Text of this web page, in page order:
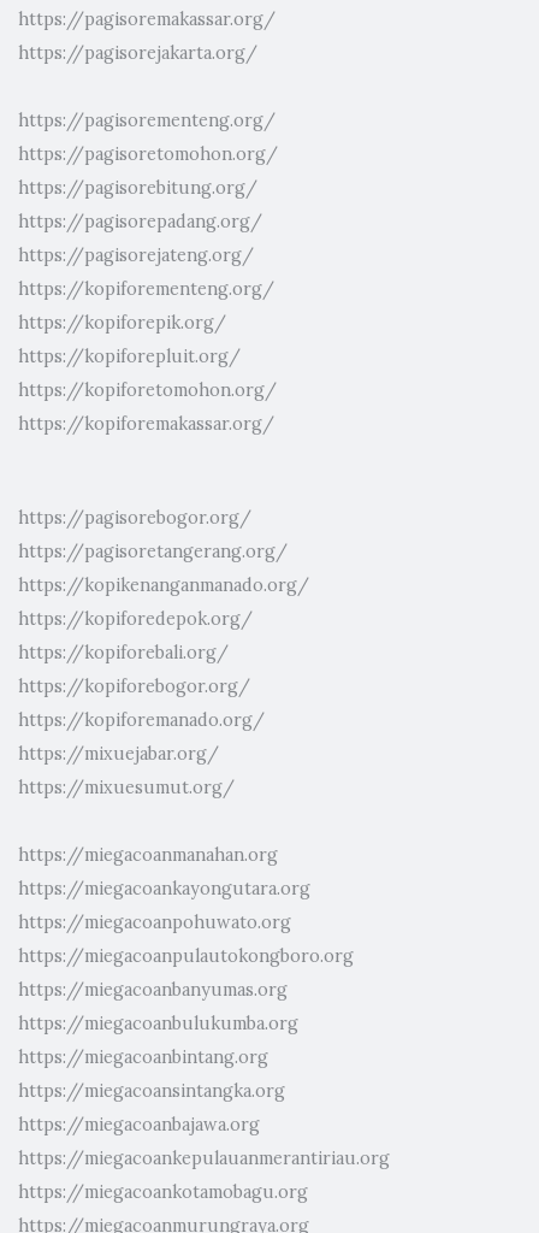
https://pagisoremakassar.org/
https://pagisorejakarta.org/
https://pagisorementeng.org/
https://pagisoretomohon.org/
https://pagisorebitung.org/
https://pagisorepadang.org/
https://pagisorejateng.org/
https://kopiforementeng.org/
https://kopiforepik.org/
https://kopiforepluit.org/
https://kopiforetomohon.org/
https://kopiforemakassar.org/
https://pagisorebogor.org/
https://pagisoretangerang.org/
https://kopikenanganmanado.org/
https://kopiforedepok.org/
https://kopiforebali.org/
https://kopiforebogor.org/
https://kopiforemanado.org/
https://mixuejabar.org/
https://mixuesumut.org/
https://miegacoanmanahan.org
https://miegacoankayongutara.org
https://miegacoanpohuwato.org
https://miegacoanpulautokongboro.org
https://miegacoanbanyumas.org
https://miegacoanbulukumba.org
https://miegacoanbintang.org
https://miegacoansintangka.org
https://miegacoanbajawa.org
https://miegacoankepulauanmerantiriau.org
https://miegacoankotamobagu.org
https://miegacoanmurungraya.org